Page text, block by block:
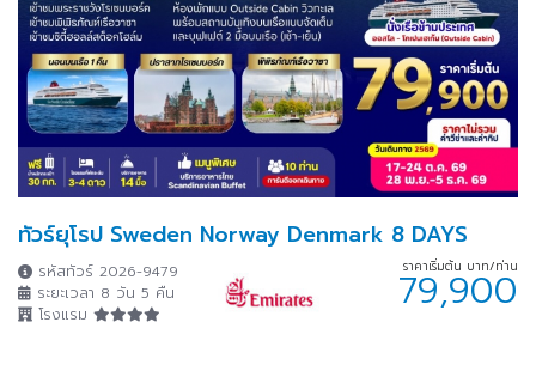
ทัวร์ยุโรป Sweden Norway Denmark 8 DAYS
รหัสทัวร์ 2026-9479
ระยะเวลา 8 วัน 5 คืน
โรงแรม
ราคาเริ่มต้น บาท/ท่าน
79,900